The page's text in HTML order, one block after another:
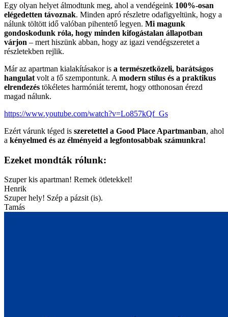
Egy olyan helyet álmodtunk meg, ahol a vendégeink 100%-osan
elégedetten távoznak. Minden apró részletre odafigyeltünk, hogy a
nálunk töltött idő valóban pihentető legyen. Mi magunk
gondoskodunk róla, hogy minden kifogástalan állapotban
várjon – mert hiszünk abban, hogy az igazi vendégszeretet a
részletekben rejlik.
Már az apartman kialakításakor is a természetközeli, barátságos
hangulat volt a fő szempontunk. A modern stílus és a praktikus
elrendezés tökéletes harmóniát teremt, hogy otthonosan érezd
magad nálunk.
https://www.youtube.com/watch?v=Lo857kQf_Gs
Ezért várunk téged is szeretettel a Good Place Apartmanban, ahol
a kényelmed és az élményeid a legfontosabbak számunkra!
Ezeket mondták rólunk:
Szuper kis apartman! Remek ötletekkel!
Henrik
Szuper hely! Szép a pázsit (is).
Tamás